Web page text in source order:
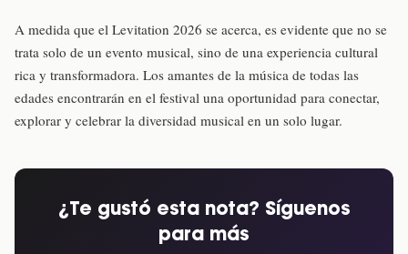
A medida que el Levitation 2026 se acerca, es evidente que no se
trata solo de un evento musical, sino de una experiencia cultural
rica y transformadora. Los amantes de la música de todas las
edades encontrarán en el festival una oportunidad para conectar,
explorar y celebrar la diversidad musical en un solo lugar.
¿Te gustó esta nota? Síguenos
para más